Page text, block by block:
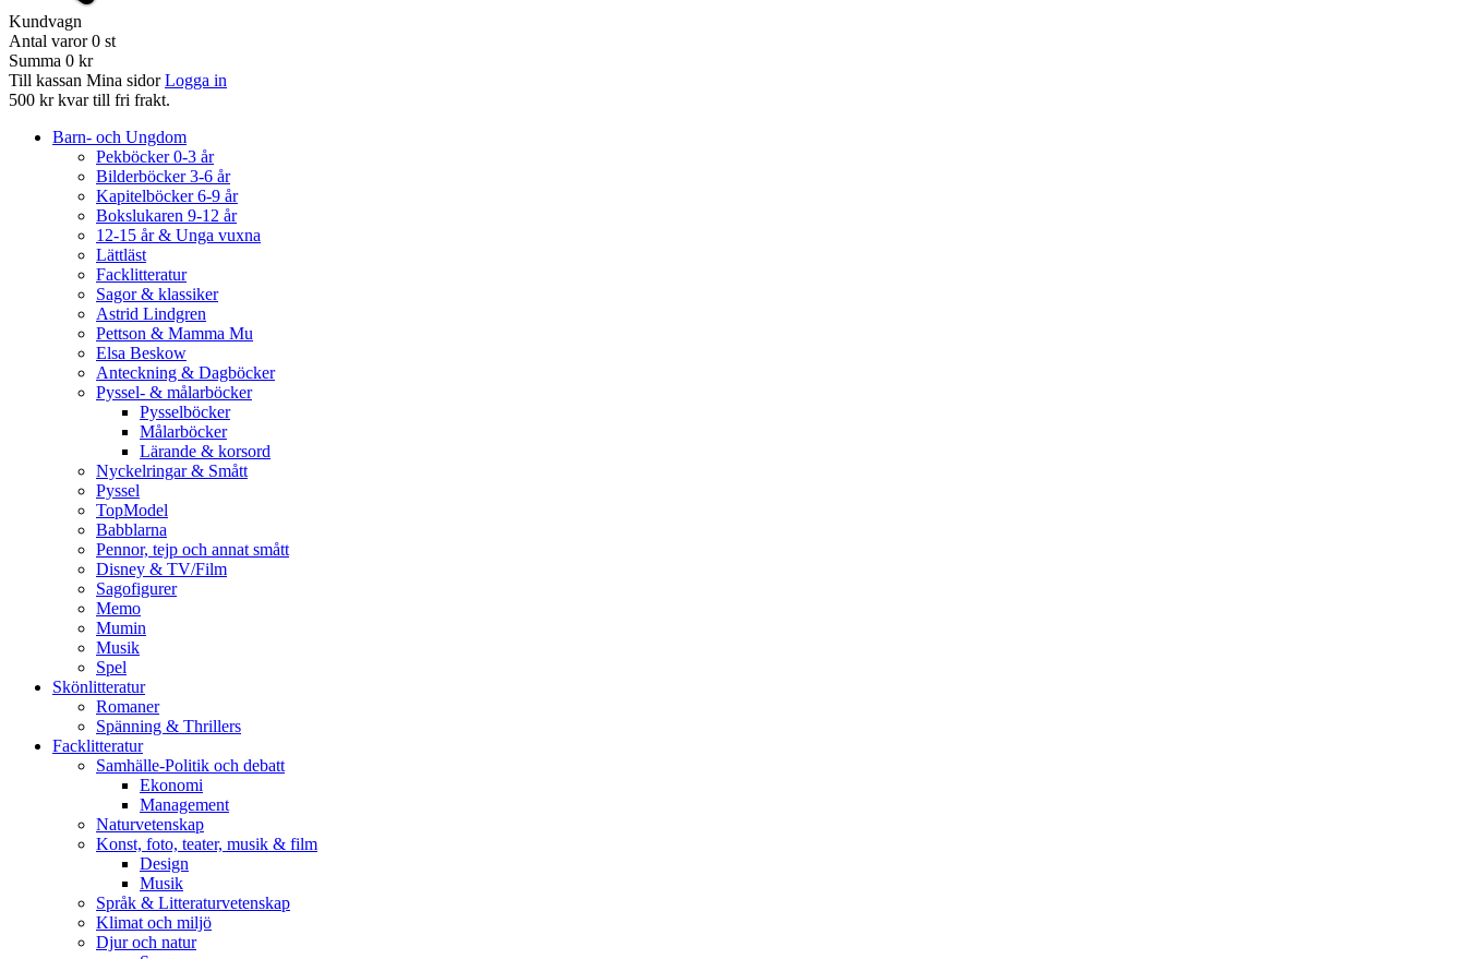
Kundvagn
Antal varor 0 st
Summa 0 kr
Till kassan Mina sidor Logga in
500 kr kvar till fri frakt.
Barn- och Ungdom
Pekböcker 0-3 år
Bilderböcker 3-6 år
Kapitelböcker 6-9 år
Bokslukaren 9-12 år
12-15 år & Unga vuxna
Lättläst
Facklitteratur
Sagor & klassiker
Astrid Lindgren
Pettson & Mamma Mu
Elsa Beskow
Anteckning & Dagböcker
Pyssel- & målarböcker
Pysselböcker
Målarböcker
Lärande & korsord
Nyckelringar & Smått
Pyssel
TopModel
Babblarna
Pennor, tejp och annat smått
Disney & TV/Film
Sagofigurer
Memo
Mumin
Musik
Spel
Skönlitteratur
Romaner
Spänning & Thrillers
Facklitteratur
Samhälle-Politik och debatt
Ekonomi
Management
Naturvetenskap
Konst, foto, teater, musik & film
Design
Musik
Språk & Litteraturvetenskap
Klimat och miljö
Djur och natur